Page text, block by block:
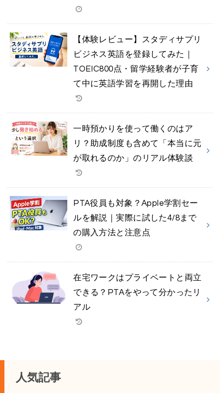
【体験レビュー】スタディサプリ
ビジネス英語を登録してみた｜
TOEIC800点・留学経験者が子育
て中に英語学習を再開した理由
一時預かりを使って働くのはア
リ？助成制度も含めて「本当に元
が取れるのか」のリアル体験談
PTA役員も対象？Apple学割セー
ルを解説｜実際に試した4/8まで
の購入方法と注意点
在宅ワークはプライベートと両立
できる？PTAをやって分かったリ
アル
人気記事